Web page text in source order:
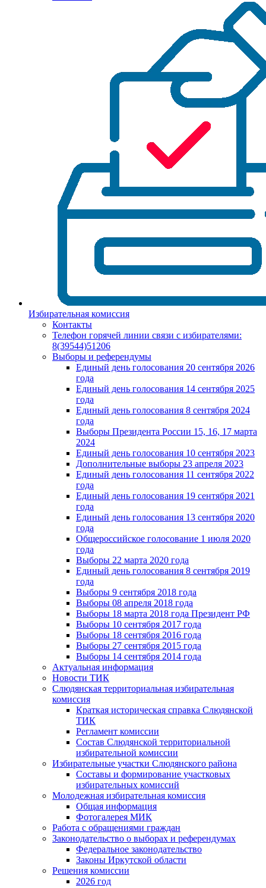
Избирательная комиссия
Контакты
Телефон горячей линии связи с избирателями:
8(39544)51206
Выборы и референдумы
Единый день голосования 20 сентября 2026
года
Единый день голосования 14 сентября 2025
года
Единый день голосования 8 сентября 2024
года
Выборы Президента России 15, 16, 17 марта
2024
Единый день голосования 10 сентября 2023
Дополнительные выборы 23 апреля 2023
Единый день голосования 11 сентября 2022
года
Единый день голосования 19 сентября 2021
года
Единый день голосования 13 сентября 2020
года
Общероссийское голосование 1 июля 2020
года
Выборы 22 марта 2020 года
Единый день голосования 8 сентября 2019
года
Выборы 9 сентября 2018 года
Выборы 08 апреля 2018 года
Выборы 18 марта 2018 года Президент РФ
Выборы 10 сентября 2017 года
Выборы 18 сентября 2016 года
Выборы 27 сентября 2015 года
Выборы 14 сентября 2014 года
Актуальная информация
Новости ТИК
Слюдянская территориальная избирательная
комиссия
Краткая историческая справка Слюдянской
ТИК
Регламент комиссии
Состав Слюдянской территориальной
избирательной комиссии
Избирательные участки Слюдянского района
Составы и формирование участковых
избирательных комиссий
Молодежная избирательная комиссия
Общая информация
Фотогалерея МИК
Работа с обращениями граждан
Законодательство о выборах и референдумах
Федеральное законодательство
Законы Иркутской области
Решения комиссии
2026 год